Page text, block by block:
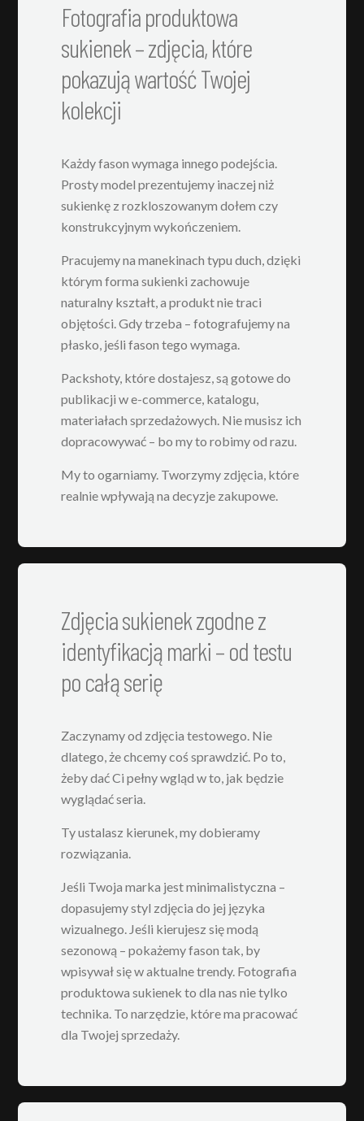
Fotografia produktowa
sukienek – zdjęcia, które
pokazują wartość Twojej
kolekcji
Każdy fason wymaga innego podejścia.
Prosty model prezentujemy inaczej niż
sukienkę z rozkloszowanym dołem czy
konstrukcyjnym wykończeniem.
Pracujemy na manekinach typu duch, dzięki
którym forma sukienki zachowuje
naturalny kształt, a produkt nie traci
objętości. Gdy trzeba – fotografujemy na
płasko, jeśli fason tego wymaga.
Packshoty, które dostajesz, są gotowe do
publikacji w e-commerce, katalogu,
materiałach sprzedażowych. Nie musisz ich
dopracowywać – bo my to robimy od razu.
My to ogarniamy. Tworzymy zdjęcia, które
realnie wpływają na decyzje zakupowe.
Zdjęcia sukienek zgodne z
identyfikacją marki – od testu
po całą serię
Zaczynamy od zdjęcia testowego. Nie
dlatego, że chcemy coś sprawdzić. Po to,
żeby dać Ci pełny wgląd w to, jak będzie
wyglądać seria.
Ty ustalasz kierunek, my dobieramy
rozwiązania.
Jeśli Twoja marka jest minimalistyczna –
dopasujemy styl zdjęcia do jej języka
wizualnego. Jeśli kierujesz się modą
sezonową – pokażemy fason tak, by
wpisywał się w aktualne trendy. Fotografia
produktowa sukienek to dla nas nie tylko
technika. To narzędzie, które ma pracować
dla Twojej sprzedaży.